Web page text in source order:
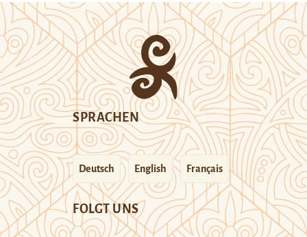
SPRACHEN
Deutsch English Français
FOLGT UNS